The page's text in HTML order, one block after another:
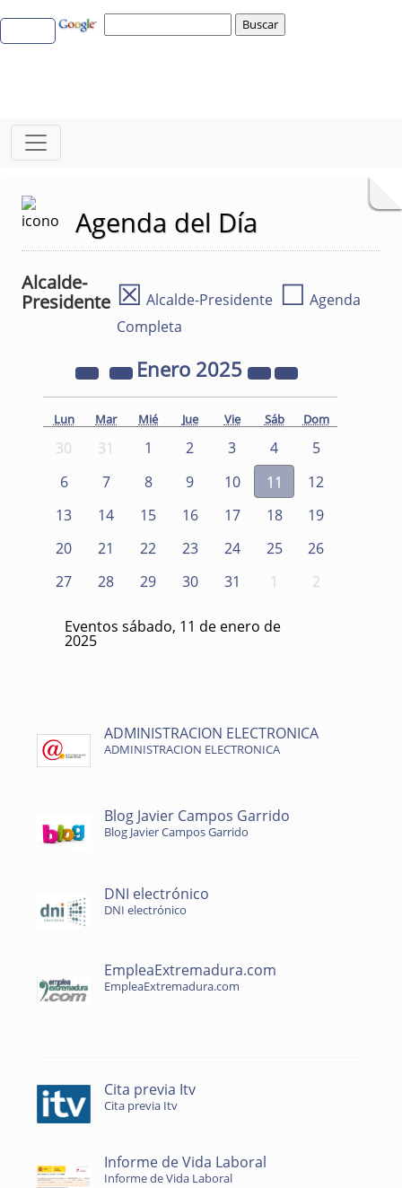
Agenda del Día
Alcalde-
Presidente ☒ Alcalde-Presidente ☐ Agenda
Completa
Enero 2025
Lun Mar Mié Jue Vie Sáb Dom
30 31 1 2 3 4
5
6
7 8 9 10 11
12
13
14 15 16 17 18
19
20
21 22 23 24 25
26
27
28 29 30 31 1 2
Eventos sábado, 11 de enero de
2025
ADMINISTRACION ELECTRONICA
ADMINISTRACION ELECTRONICA
Blog Javier Campos Garrido
Blog Javier Campos Garrido
DNI electrónico
DNI electrónico
EmpleaExtremadura.com
EmpleaExtremadura.com
Cita previa Itv
Cita previa Itv
Informe de Vida Laboral
Informe de Vida Laboral